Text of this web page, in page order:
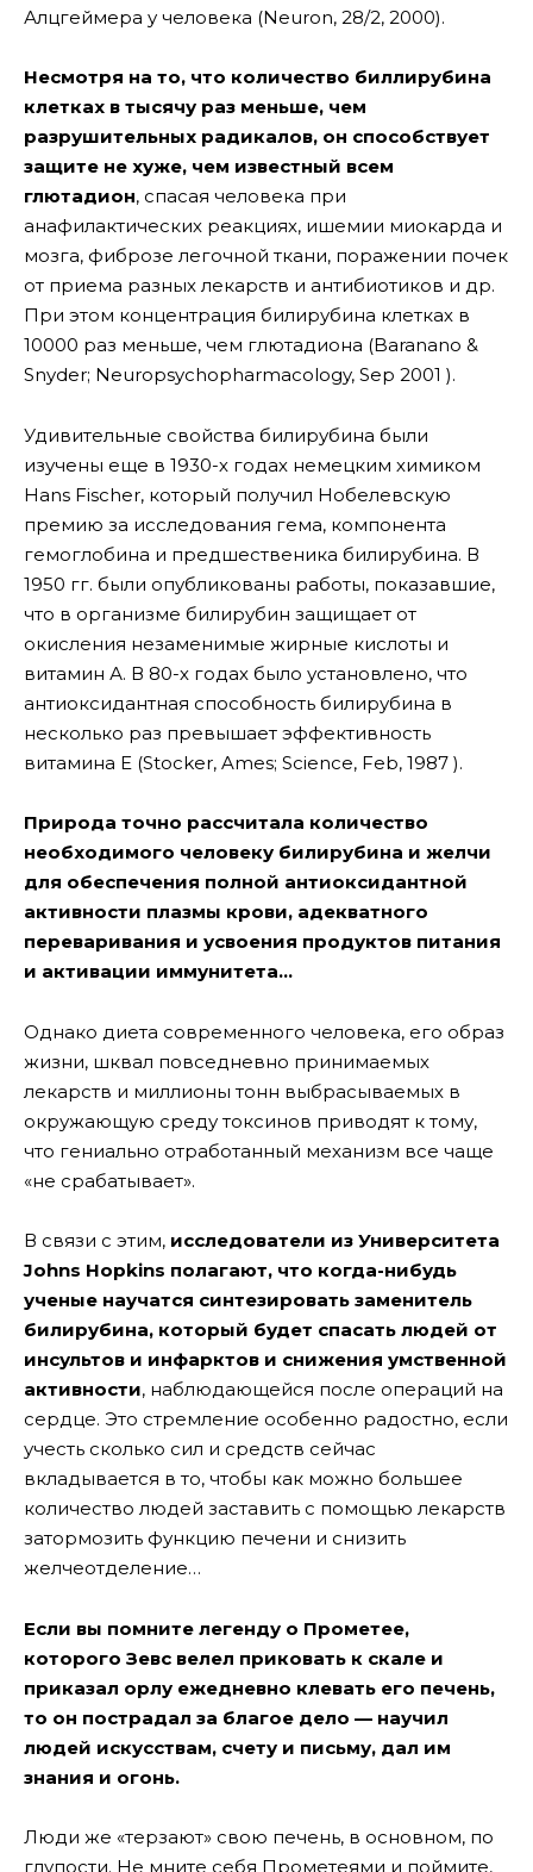
Алцгеймера у человека (Neuron, 28/2, 2000).
Несмотря на то, что количество биллирубина
клетках в тысячу раз меньше, чем
разрушительных радикалов, он способствует
защите не хуже, чем известный всем
глютадион, спасая человека при
анафилактических реакциях, ишемии миокарда и
мозга, фиброзе легочной ткани, поражении почек
от приема разных лекарств и антибиотиков и др.
При этом концентрация билирубина клетках в
10000 раз меньше, чем глютадиона (Baranano &
Snyder; Neuropsychopharmacology, Sep 2001 ).
Удивительные свойства билирубина были
изучены еще в 1930-х годах немецким химиком
Hans Fischer, который получил Нобелевскую
премию за исследования гема, компонента
гемоглобина и предшественика билирубина. В
1950 гг. были опубликованы работы, показавшие,
что в организме билирубин защищает от
окисления незаменимые жирные кислоты и
витамин А. В 80-х годах было установлено, что
антиоксидантная способность билирубина в
несколько раз превышает эффективность
витамина Е (Stocker, Ames; Science, Feb, 1987 ).
Природа точно рассчитала количество
необходимого человеку билирубина и желчи
для обеспечения полной антиоксидантной
активности плазмы крови, адекватного
переваривания и усвоения продуктов питания
и активации иммунитета…
Однако диета современного человека, его образ
жизни, шквал повседневно принимаемых
лекарств и миллионы тонн выбрасываемых в
окружающую среду токсинов приводят к тому,
что гениально отработанный механизм все чаще
«не срабатывает».
В связи с этим, исследователи из Университета
Johns Hopkins полагают, что когда-нибудь
ученые научатся синтезировать заменитель
билирубина, который будет спасать людей от
инсультов и инфарктов и снижения умственной
активности, наблюдающейся после операций на
сердце. Это стремление особенно радостно, если
учесть сколько сил и средств сейчас
вкладывается в то, чтобы как можно большее
количество людей заставить с помощью лекарств
затормозить функцию печени и снизить
желчеотделение…
Если вы помните легенду о Прометее,
которого Зевс велел приковать к скале и
приказал орлу ежедневно клевать его печень,
то он пострадал за благое дело — научил
людей искусствам, счету и письму, дал им
знания и огонь.
Люди же «терзают» свою печень, в основном, по
глупости. Не мните себя Прометеями и поймите,